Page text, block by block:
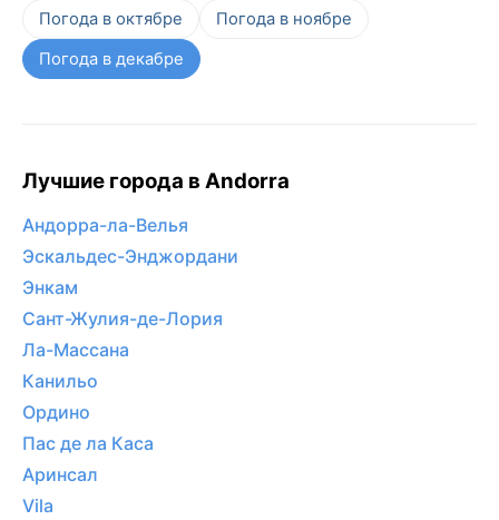
Погода в октябре
Погода в ноябре
Погода в декабре
Лучшие города в Andorra
Андорра-ла-Велья
Эскальдес-Энджордани
Энкам
Сант-Жулия-де-Лория
Ла-Массана
Канильо
Ордино
Пас де ла Каса
Аринсал
Vila